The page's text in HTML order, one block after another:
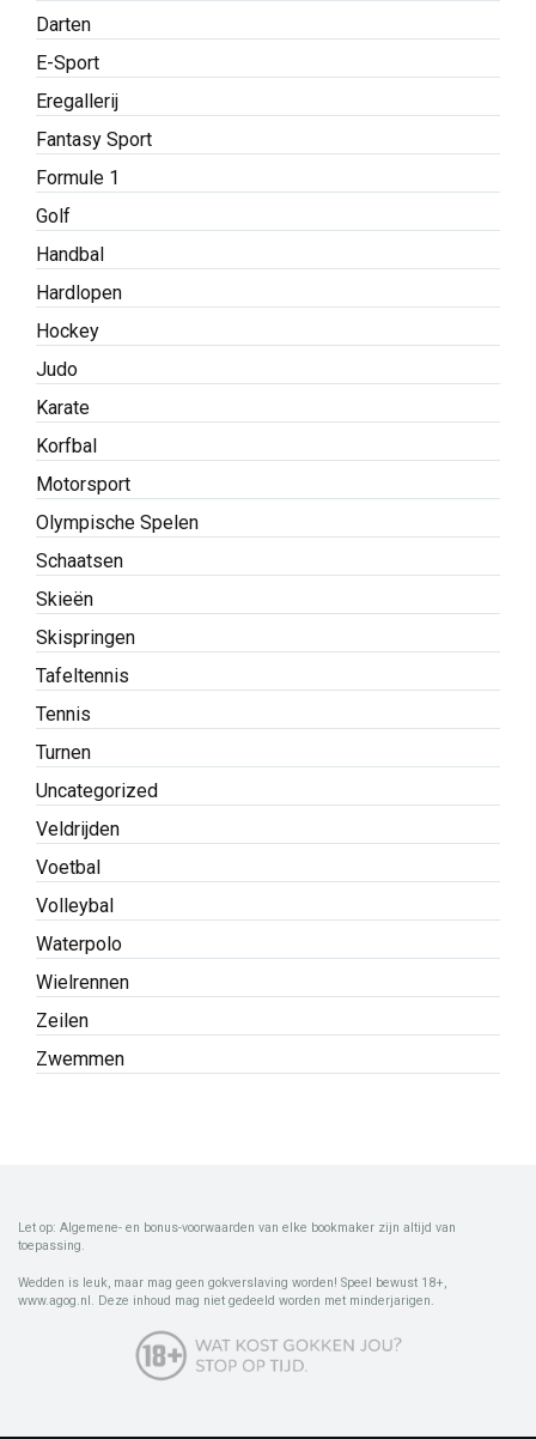
Darten
E-Sport
Eregallerij
Fantasy Sport
Formule 1
Golf
Handbal
Hardlopen
Hockey
Judo
Karate
Korfbal
Motorsport
Olympische Spelen
Schaatsen
Skieën
Skispringen
Tafeltennis
Tennis
Turnen
Uncategorized
Veldrijden
Voetbal
Volleybal
Waterpolo
Wielrennen
Zeilen
Zwemmen
Let op: Algemene- en bonus-voorwaarden van elke bookmaker zijn altijd van
toepassing.
Wedden is leuk, maar mag geen gokverslaving worden! Speel bewust 18+,
www.agog.nl. Deze inhoud mag niet gedeeld worden met minderjarigen.